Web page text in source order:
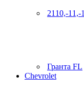
2110,-11,-
Гранта FL
Chevrolet